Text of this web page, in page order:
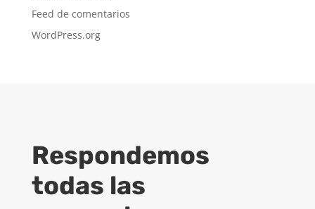
Feed de comentarios
WordPress.org
Respondemos
todas las